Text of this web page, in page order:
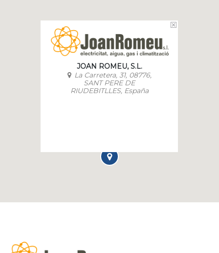
JOAN ROMEU, S.L.
La Carretera, 31, 08776,
SANT PERE DE
RIUDEBITLLES, España